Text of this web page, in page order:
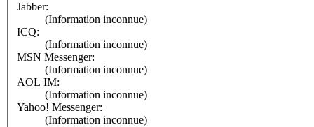
Jabber:
(Information inconnue)
ICQ:
(Information inconnue)
MSN Messenger:
(Information inconnue)
AOL IM:
(Information inconnue)
Yahoo! Messenger:
(Information inconnue)